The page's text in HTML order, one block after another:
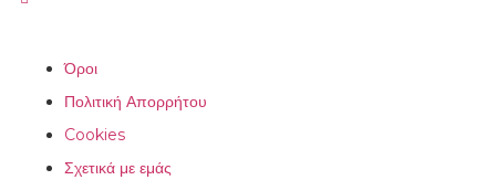
Όροι
Πολιτική Απορρήτου
Cookies
Σχετικά με εμάς